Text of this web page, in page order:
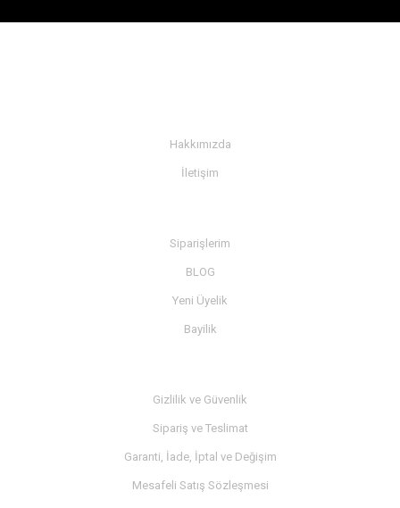
Hakkımızda
İletişim
Siparişlerim
BLOG
Yeni Üyelik
Bayilik
Gizlilik ve Güvenlik
Sipariş ve Teslimat
Garanti, İade, İptal ve Değişim
Mesafeli Satış Sözleşmesi